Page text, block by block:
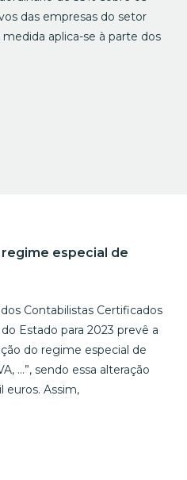
das empresas do setor
aplica-se à parte dos
especial de
Contabilistas Certificados
Estado para 2023 prevê a
do regime especial de
…”, sendo essa alteração
euros. Assim,